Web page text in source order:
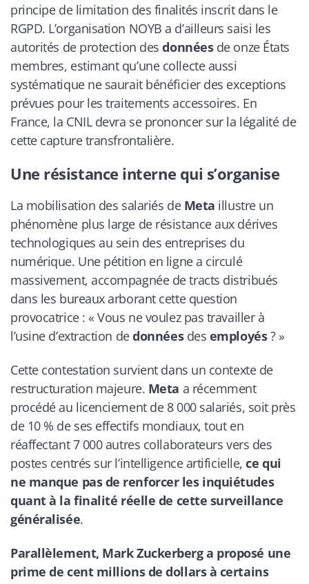
principe de limitation des finalités inscrit dans le
RGPD. L’organisation NOYB a d’ailleurs saisi les
autorités de protection desdonnéesde onze États
membres, estimant qu’une collecte aussi
systématique ne saurait bénéficier des exceptions
prévues pour les traitements accessoires. En
France, la CNIL devra se prononcer sur la légalité de
cette capture transfrontalière.
Une résistance interne qui s’organise
La mobilisation des salariés de Meta illustre un
phénomène plus large de résistance aux dérives
technologiques au sein des entreprises du
numérique. Une pétition en ligne a circulé
massivement, accompagnée de tracts distribués
dans les bureaux arborant cette question
provocatrice : « Vous ne voulez pas travailler à
l’usine d’extraction dedonnéesdes employés? »
Cette contestation survient dans un contexte de
restructuration majeure. Meta a récemment
procédé au licenciement de 8 000 salariés, soit près
de 10 % de ses effectifs mondiaux, tout en
réaffectant 7 000 autres collaborateurs vers des
postes centrés sur l’intelligence artificielle,ce qui
ne manque pas de renforcer les inquiétudes
quant à la finalité réelle de cette surveillance
généralisée.
Parallèlement, Mark Zuckerberg a proposé une
prime de cent millions de dollars à certains